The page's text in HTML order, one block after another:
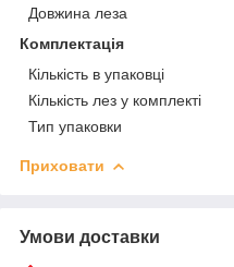
Довжина леза
Комплектація
Кількість в упаковці
Кількість лез у комплекті
Тип упаковки
Приховати
Умови доставки